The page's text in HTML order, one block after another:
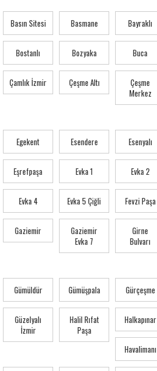
Basın Sitesi Basmane Bayraklı
Bostanlı Bozyaka Buca
Çamlık İzmir Çeşme Altı
Çeşme
Merkez
Egekent Esendere Esenyalı
Eşrefpaşa Evka 1 Evka 2
Evka 4 Evka 5 Çiğli Fevzi Paşa
Gaziemir
Gaziemir
Evka 7
Girne
Bulvarı
Gümüldür Gümüşpala Gürçeşme
Güzelyalı
İzmir
Halil Rıfat
Paşa
Halkapınar
Havalimanı